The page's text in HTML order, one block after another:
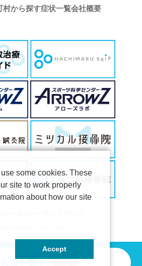
村から探す症状一覧会社概要
some cookies. These
site to work properly
about how our site
Accept